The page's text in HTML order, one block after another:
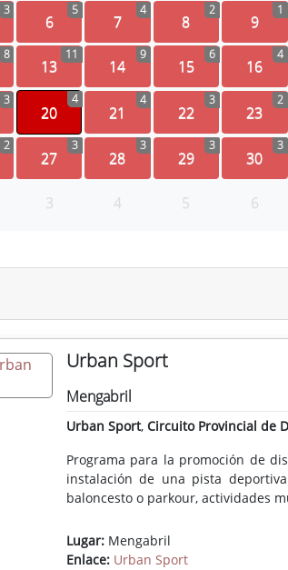
3
6
5
7
4
8
2
9
1
8
13
11
14
9
15
6
16
4
3
20
4
21
4
22
3
23
2
2
27
3
28
3
29
3
30
3
3 4 5 6
Urban Sport
Mengabril
Urban Sport, Circuito Provincial de
Programa para la promoción de
instalación de una pista
baloncesto o parkour, actividades
Lugar:Mengabril
Enlace: Urban Sport